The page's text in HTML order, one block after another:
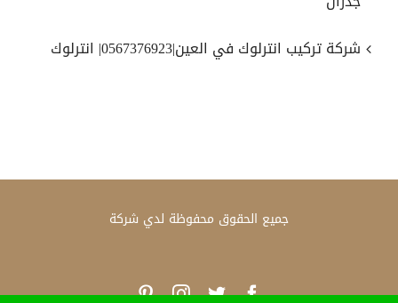
شركة تركيب انترلوك في العين|0567376923| انترلوك
جميع الحقوق محفوظة لدي شركة
Facebook
Twitter
Instagram
Pinterest